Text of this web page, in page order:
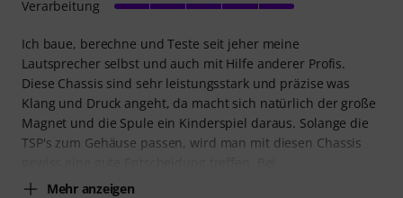
Ich baue, berechne und Teste seit jeher meine
Lautsprecher selbst und auch mit Hilfe anderer Profis.
Diese Chassis sind sehr leistungsstark und präzise was
Klang und Druck angeht, da macht sich natürlich der große
Magnet und die Spule ein Kinderspiel daraus. Solange die
TSP's zum Gehäuse passen, wird man mit diesen Chassis
Mehr anzeigen
Verarbeitung